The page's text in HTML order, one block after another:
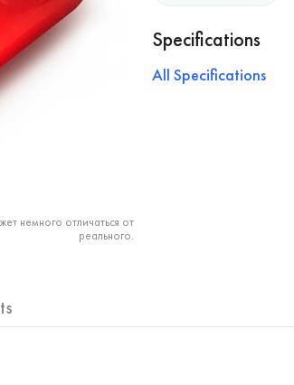
немного отличаться от
реального.
Specifications
All Specifications